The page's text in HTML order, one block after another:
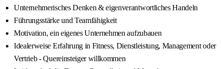
Unternehmerisches Denken & eigenverantwortliches Handeln
Führungsstärke und Teamfähigkeit
Motivation, ein eigenes Unternehmen aufzubauen
Idealerweise Erfahrung in Fitness, Dienstleistung, Management oder
Vertrieb - Quereinsteiger willkommen